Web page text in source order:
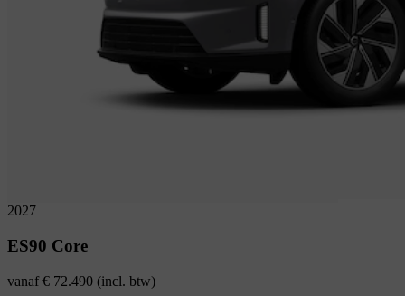
2027
ES90 Core
vanaf€ 72.490 (incl. btw)